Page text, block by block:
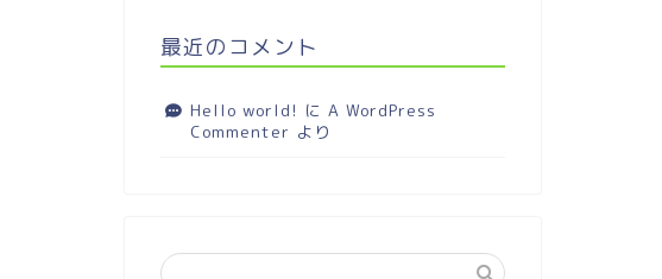
最近のコメント
Hello world! に A WordPress
Commenter より